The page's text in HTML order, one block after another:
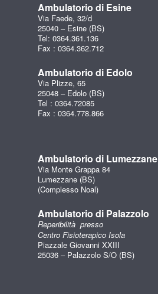
Ambulatorio di Esine
Via Faede, 32/d
25040 – Esine (BS)
Tel: 0364.361.136
Fax : 0364.362.712
Ambulatorio di Edolo
Via Plizze, 65
25048 – Edolo (BS)
Tel : 0364.72085
Fax : 0364.778.866
Ambulatorio di Lumezzane
Via Monte Grappa 84
Lumezzane (BS)
(Complesso Noal)
Ambulatorio di Palazzolo
Reperibilità presso
Centro Fisioterapico Isola
Piazzale Giovanni XXIII
25036 – Palazzolo S/O (BS)